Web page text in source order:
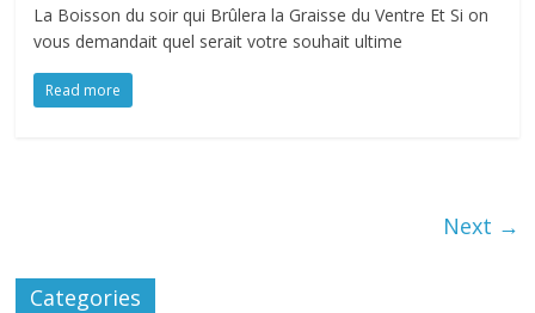
La Boisson du soir qui Brûlera la Graisse du Ventre Et Si on
vous demandait quel serait votre souhait ultime
Read more
Next →
Categories